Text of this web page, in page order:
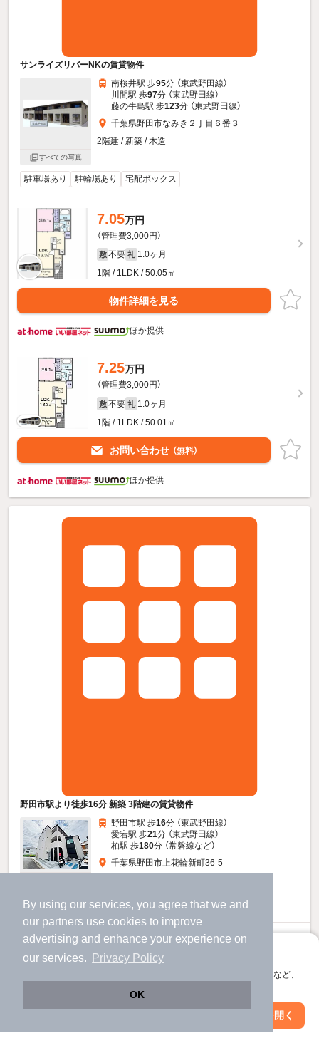
By using our services, you agree that we and
our partners use cookies to improve
advertising and enhance your experience on
our services.
Privacy Policy
OK
アプリに切り替えて、サクサクお部屋探し
会員登録なしですぐ使える。マップ検索やお気に入り保存など、
アプリを開く
サンライズリバーNKの賃貸物件
すべての写真
南桜井駅 歩95分 （東武野田線）
川間駅 歩97分 （東武野田線）
藤の牛島駅 歩123分 （東武野田線）
千葉県野田市なみき２丁目６番３
2階建 / 新築 / 木造
駐車場あり 駐輪場あり 宅配ボックス
7.05万円
（管理費3,000円）
敷 不要 礼 1.0ヶ月
1階 / 1LDK / 50.05㎡
物件詳細を見る
ほか提供
7.25万円
（管理費3,000円）
敷 不要 礼 1.0ヶ月
1階 / 1LDK / 50.01㎡
お問い合わせ （無料）
ほか提供
野田市駅より徒歩16分 新築 3階建の賃貸物件
野田市駅 歩16分 （東武野田線）
愛宕駅 歩21分 （東武野田線）
柏駅 歩180分 （常磐線など）
千葉県野田市上花輪新町36-5
宅配ボックス
5万円
（管理費8,000円）
2階 / 1K / 20.01㎡
絞り込み条件を変更